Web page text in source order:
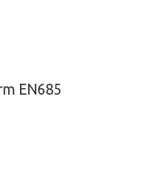
EN685